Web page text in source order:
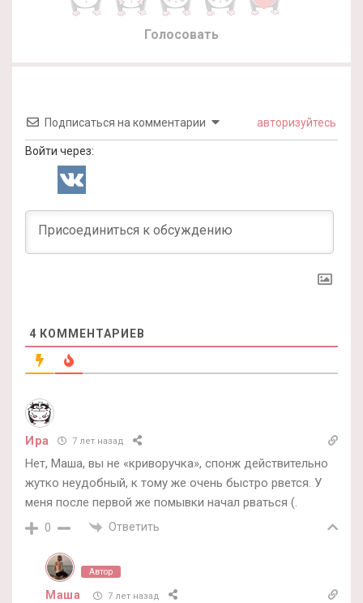
Голосовать
Подписаться на комментарии авторизуйтесь
Войти через:
4 КОММЕНТАРИЕВ
Ира 7 лет назад
Нет, Маша, вы не «криворучка», спонж действительно
жутко неудобный, к тому же очень быстро рвется. У
меня после первой же помывки начал рваться (.
0 Ответить
Автор
Маша 7 лет назад